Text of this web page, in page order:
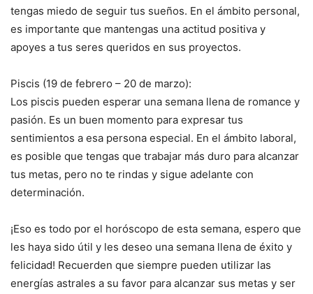
tengas miedo de seguir tus sueños. En el ámbito personal,
es importante que mantengas una actitud positiva y
apoyes a tus seres queridos en sus proyectos.
Piscis (19 de febrero – 20 de marzo):
Los piscis pueden esperar una semana llena de romance y
pasión. Es un buen momento para expresar tus
sentimientos a esa persona especial. En el ámbito laboral,
es posible que tengas que trabajar más duro para alcanzar
tus metas, pero no te rindas y sigue adelante con
determinación.
¡Eso es todo por el horóscopo de esta semana, espero que
les haya sido útil y les deseo una semana llena de éxito y
felicidad! Recuerden que siempre pueden utilizar las
energías astrales a su favor para alcanzar sus metas y ser